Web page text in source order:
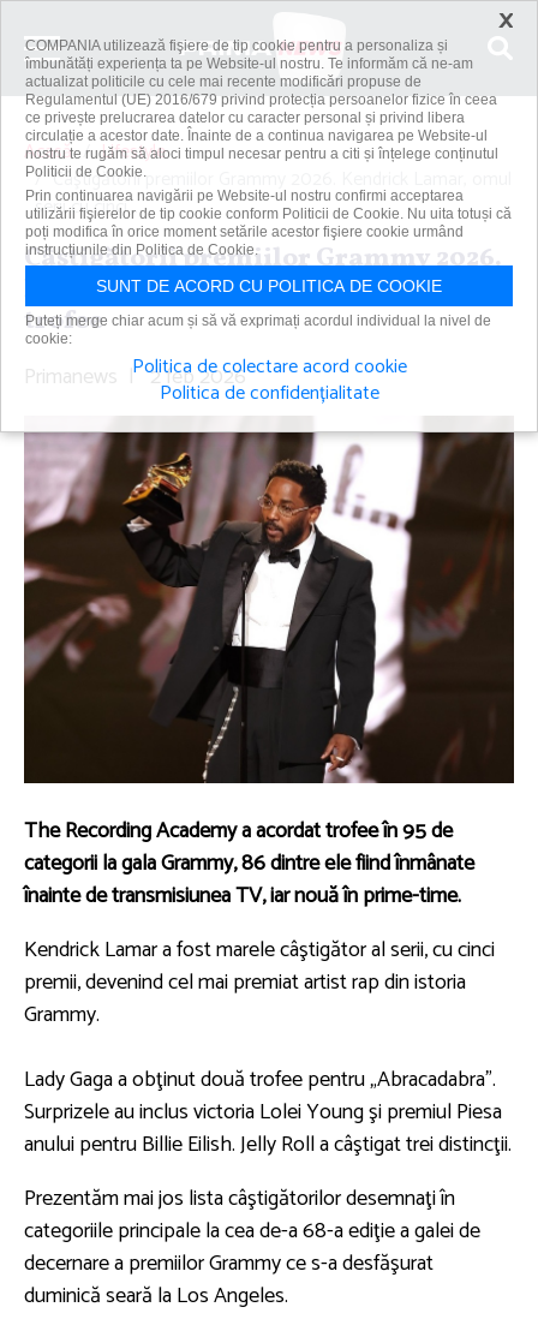
Acasă
Lifestyle
Câştigătorii premiilor Grammy 2026. Kendrick Lamar, omul
serii cu cinci...
Câştigătorii premiilor Grammy 2026.
Kendrick Lamar, omul serii cu cinci
trofee
Primanews | 2 feb 2026
The Recording Academy a acordat trofee în 95 de
categorii la gala Grammy, 86 dintre ele fiind înmânate
înainte de transmisiunea TV, iar nouă în prime-time.
Kendrick Lamar a fost marele câştigător al serii, cu cinci
premii, devenind cel mai premiat artist rap din istoria
Grammy.
Lady Gaga a obţinut două trofee pentru „Abracadabra”.
Surprizele au inclus victoria Lolei Young şi premiul Piesa
anului pentru Billie Eilish. Jelly Roll a câştigat trei distincţii.
Prezentăm mai jos lista câştigătorilor desemnaţi în
categoriile principale la cea de-a 68-a ediţie a galei de
decernare a premiilor Grammy ce s-a desfăşurat
duminică seară la Los Angeles.
×
COMPANIA utilizează fişiere de tip cookie pentru a personaliza și
îmbunătăți experiența ta pe Website-ul nostru. Te informăm că ne-am
actualizat politicile cu cele mai recente modificări propuse de
Regulamentul (UE) 2016/679 privind protecția persoanelor fizice în ceea
ce privește prelucrarea datelor cu caracter personal și privind libera
circulație a acestor date. Înainte de a continua navigarea pe Website-ul
nostru te rugăm să aloci timpul necesar pentru a citi și înțelege conținutul
Politicii de Cookie.
Prin continuarea navigării pe Website-ul nostru confirmi acceptarea
utilizării fişierelor de tip cookie conform Politicii de Cookie. Nu uita totuși că
poți modifica în orice moment setările acestor fişiere cookie urmând
instrucțiunile din Politica de Cookie.
SUNT DE ACORD CU POLITICA DE COOKIE
Puteți merge chiar acum și să vă exprimați acordul individual la nivel de
cookie:
Politica de colectare acord cookie
Politica de confidențialitate